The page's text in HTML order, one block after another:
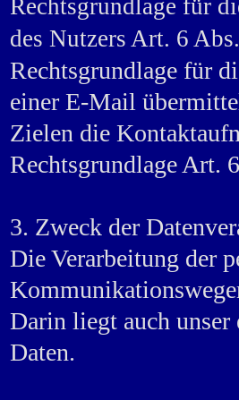
Rechtsgrundlage für
des Nutzers Art. 6
Rechtsgrundlage für
einer E-Mail
Zielen die
Rechtsgrundlage Art.
3. Zweck der
Die Verarbeitung der
Darin liegt auch unser
Daten.